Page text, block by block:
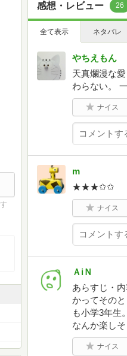
感想・レビュー 26
全て表示 ネタバレ
やちえもん
天真爛漫な
わらない。
ナイス
m
★★★✩✩
ナイス
ＡiＮ
あらすじ・
かってその
も小学3年生
なんか楽し
ナイス